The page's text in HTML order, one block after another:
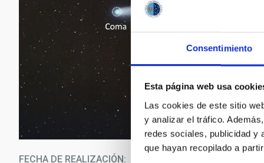
Consentimiento
Esta página web usa
Las cookies de este sitio
y analizar el tráfico.
redes sociales, publicidad y
que hayan recopilado a
FECHA DE REALIZACIÓN